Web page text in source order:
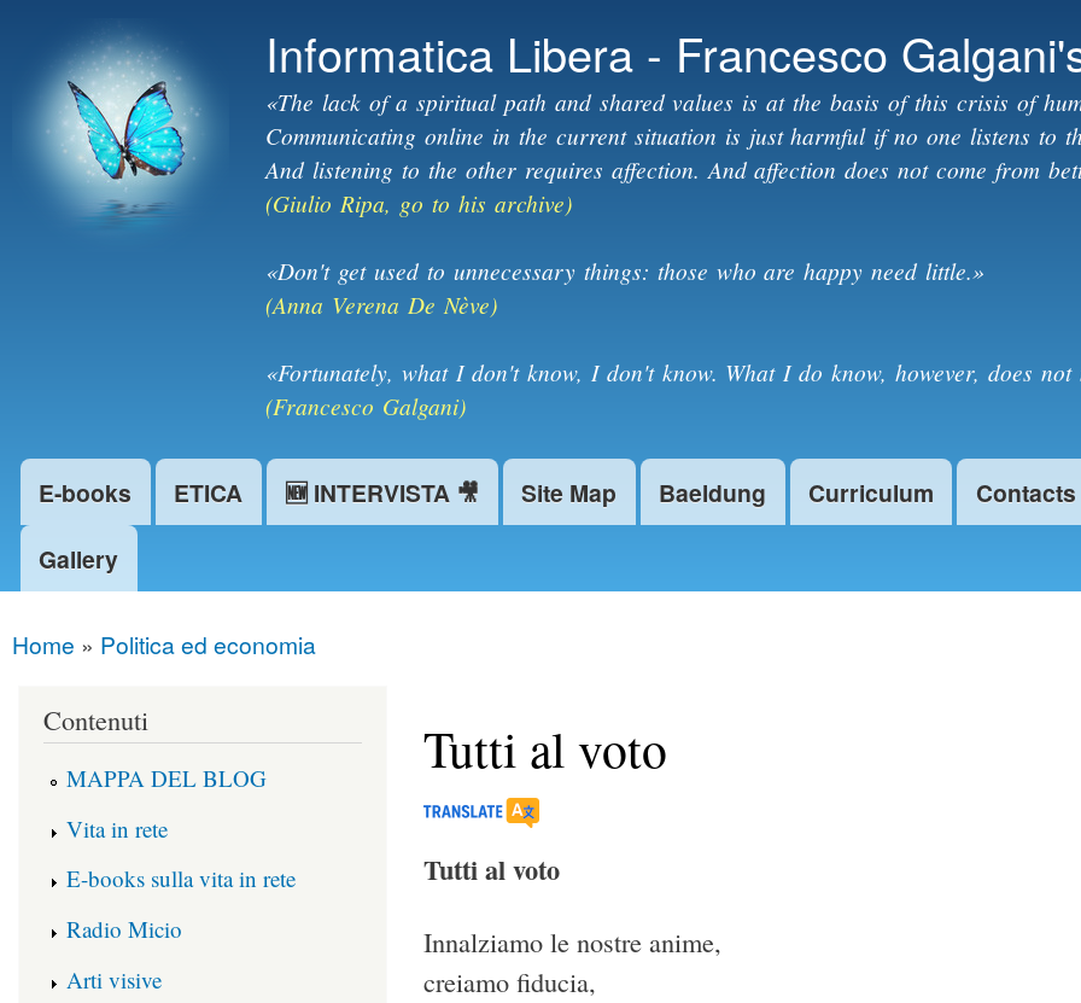
main
content
Informatica Libera - Francesco
«The lack of a spiritual path and shared values is at the basis of this crisis of
Communicating online in the current situation is just harmful if no one listens to
And listening to the other requires affection. And affection does not come from
(Giulio Ripa, go to his archive)
«Don't get used to unnecessary things: those who are happy need little.»
(Anna Verena De Nève)
«Fortunately, what I don't know, I don't know. What I do know, however, does not
(Francesco Galgani)
Main menu
E-books ETICA 🆕 INTERVISTA 🎥 Site Map Baeldung Curriculum Contacts
Gallery
You are here
Home » Politica ed economia
Tutti al voto
Tutti al voto
Innalziamo le nostre anime,
creiamo fiducia,
Contenuti
MAPPA DEL BLOG
Vita in rete
E-books sulla vita in rete
Radio Micio
Arti visive